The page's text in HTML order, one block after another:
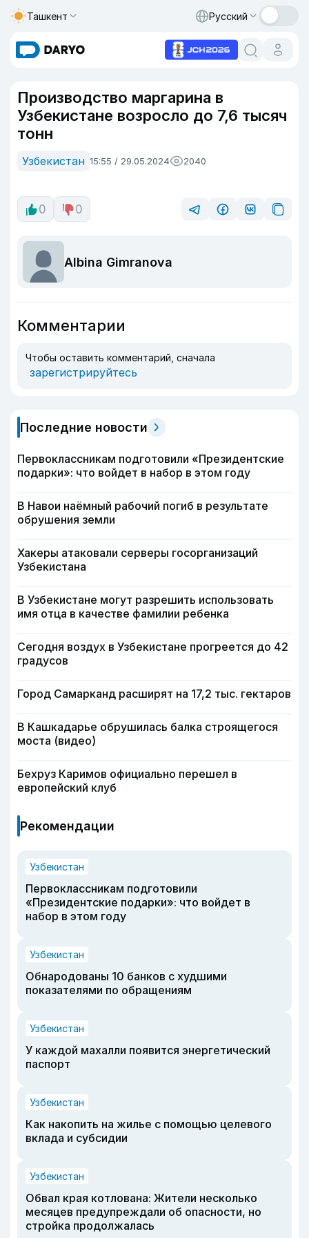
Ташкент Русский
Производство маргарина в
Узбекистане возросло до 7,6 тысяч
тонн
Узбекистан 15:55 / 29.05.2024 2040
0 0
Albina Gimranova
Комментарии
Чтобы оставить комментарий, сначала
зарегистрируйтесь
Последние новости
Первоклассникам подготовили «Президентские
подарки»: что войдет в набор в этом году
В Навои наёмный рабочий погиб в результате
обрушения земли
Хакеры атаковали серверы госорганизаций
Узбекистана
В Узбекистане могут разрешить использовать
имя отца в качестве фамилии ребенка
Сегодня воздух в Узбекистане прогреется до 42
градусов
Город Самарканд расширят на 17,2 тыс. гектаров
В Кашкадарье обрушилась балка строящегося
моста (видео)
Бехруз Каримов официально перешел в
европейский клуб
Рекомендации
Узбекистан
Первоклассникам подготовили
«Президентские подарки»: что войдет в
набор в этом году
Узбекистан
Обнародованы 10 банков с худшими
показателями по обращениям
Узбекистан
У каждой махалли появится энергетический
паспорт
Узбекистан
Как накопить на жилье с помощью целевого
вклада и субсидии
Узбекистан
Обвал края котлована: Жители несколько
месяцев предупреждали об опасности, но
стройка продолжалась